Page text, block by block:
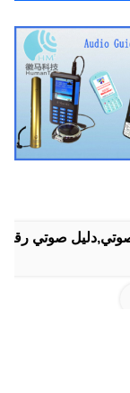
صوتي